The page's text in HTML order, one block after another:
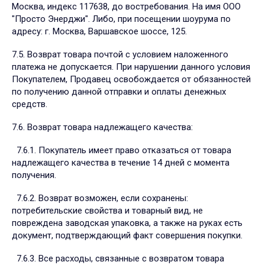
Москва, индекс 117638, до востребования. На имя ООО
"Проcто Энерджи". Либо, при посещении шоурума по
адресу: г. Москва, Варшавское шоссе, 125.
7.5. Возврат товара почтой с условием наложенного
платежа не допускается. При нарушении данного условия
Покупателем, Продавец освобождается от обязанностей
по получению данной отправки и оплаты денежных
средств.
7.6. Возврат товара надлежащего качества:
7.6.1. Покупатель имеет право отказаться от товара
надлежащего качества в течение 14 дней с момента
получения.
7.6.2. Возврат возможен, если сохранены:
потребительские свойства и товарный вид, не
повреждена заводская упаковка, а также на руках есть
документ, подтверждающий факт совершения покупки.
7.6.3. Все расходы, связанные с возвратом товара